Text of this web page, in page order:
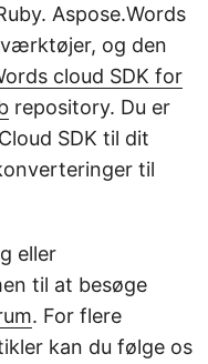
Aspose.Words
værktøjer, og den
cloud SDK for
repository. Du er
SDK til dit
til
eller
til at besøge
. For flere
kan du følge os